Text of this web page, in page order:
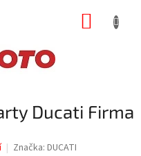
Ducati Firma
Značka: DUCATI